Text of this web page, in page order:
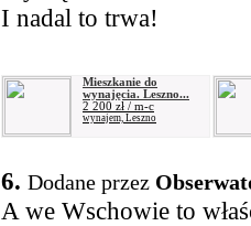
I nadal to trwa!
Mieszkanie do
wynajęcia. Leszno...
2 200 zł / m-c
wynajem, Leszno
6. Dodane przez
A we Wschowie to